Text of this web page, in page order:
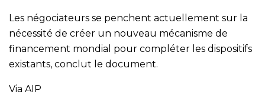
Les négociateurs se penchent actuellement sur la
nécessité de créer un nouveau mécanisme de
financement mondial pour compléter les dispositifs
existants, conclut le document.
Via AIP